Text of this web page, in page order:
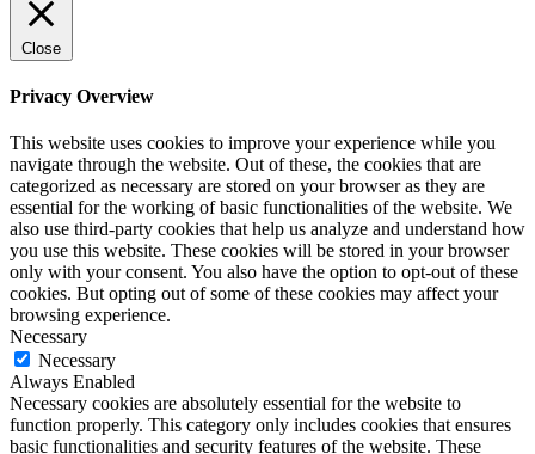
Close
Privacy Overview
This website uses cookies to improve your experience while you
navigate through the website. Out of these, the cookies that are
categorized as necessary are stored on your browser as they are
essential for the working of basic functionalities of the website. We
also use third-party cookies that help us analyze and understand how
you use this website. These cookies will be stored in your browser
only with your consent. You also have the option to opt-out of these
cookies. But opting out of some of these cookies may affect your
browsing experience.
Necessary
Necessary
Always Enabled
Necessary cookies are absolutely essential for the website to
function properly. This category only includes cookies that ensures
basic functionalities and security features of the website. These